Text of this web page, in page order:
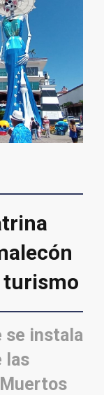
turismo
se instala
las